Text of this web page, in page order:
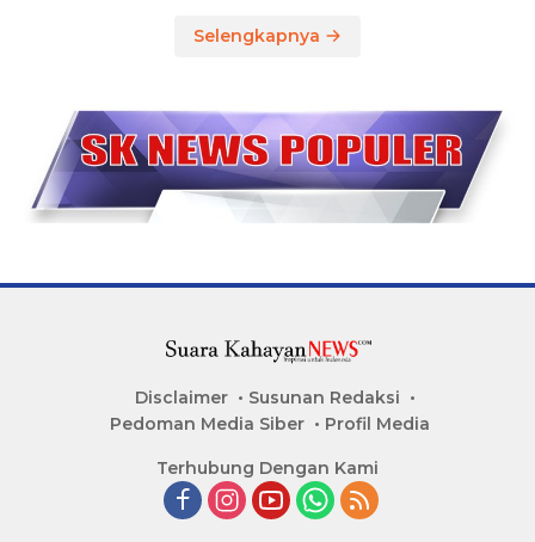
Selengkapnya
Disclaimer
Susunan Redaksi
Pedoman Media Siber
Profil Media
Terhubung Dengan Kami